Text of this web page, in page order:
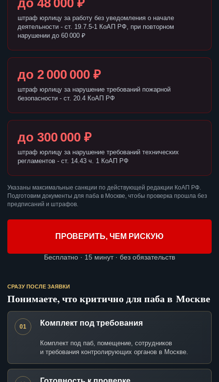
до 48 000 ₽
штраф юрлицу за работу без уведомления о начале
деятельности - ст. 19.7.5-1 КоАП РФ, при повторном
нарушении до 60 000 ₽
до 2 000 000 ₽
штраф юрлицу за нарушение требований пожарной
безопасности - ст. 20.4 КоАП РФ
до 300 000 ₽
штраф юрлицу за нарушение требований технических
регламентов - ст. 14.43 ч. 1 КоАП РФ
Указаны максимальные санкции по действующей редакции КоАП РФ.
Подготовим документы для паба в Москве, чтобы проверка прошла без
предписаний и штрафов.
ПРОВЕРИТЬ, ЧЕМ РИСКУЮ
Бесплатно · 15 минут · без обязательств
СРАЗУ ПОСЛЕ ЗАЯВКИ
Понимаете, что критично для паба в Москве
01 Комплект под требования
Комплект под паб, помещение, сотрудников
и требования контролирующих органов в Москве.